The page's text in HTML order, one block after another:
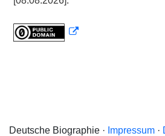
Deutsche Biographie · Impressum·